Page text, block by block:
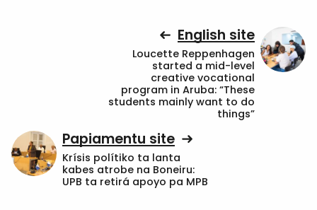
English site
Loucette Reppenhagen
started a mid-level
creative vocational
program in Aruba: “These
students mainly want to do
things”
Papiamentu site
Krísis polítiko ta lanta
kabes atrobe na Boneiru:
UPB ta retirá apoyo pa MPB